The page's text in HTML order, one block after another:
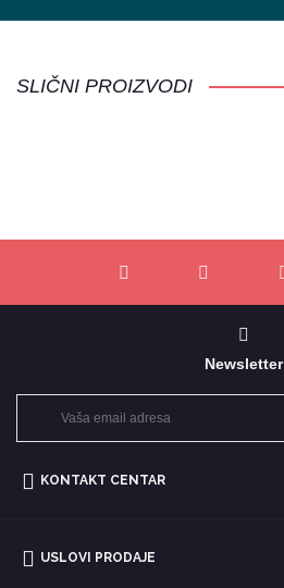
SLIČNI PROIZVODI
Newsletter
KONTAKT CENTAR
USLOVI PRODAJE